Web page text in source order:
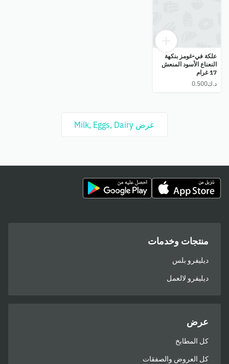
علكة في-غومز بنكهة
النعناع الأسود المنعش
17 غرام
عرض Milk, Eggs, Dairy
منتجات وخدمات
ديليفرو بلس
ديليفرو لالعمل
عرض
كل المطابخ
كل العروض والصفقات